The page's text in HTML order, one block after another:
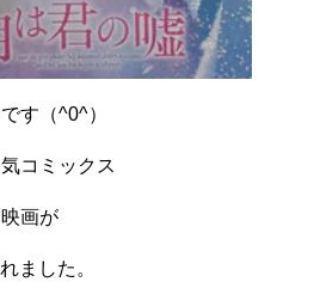
す（^0^）
コミックス
画が
ました。